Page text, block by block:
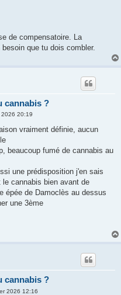
de compensatoire. La
que tu dois combler.
cannabis ?
2026 20:19
vraiment définie, aucun
beaucoup fumé de cannabis au
une prédisposition j'en sais
cannabis bien avant de
épée de Damoclès au dessus
une 3ème
cannabis ?
2026 12:16